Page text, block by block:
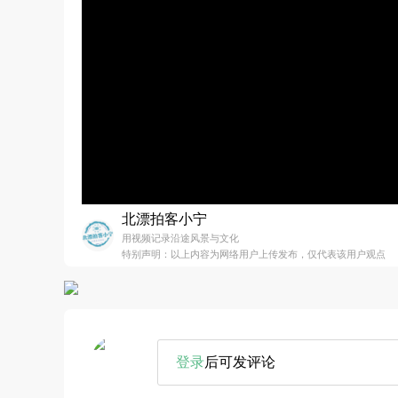
北漂拍客小宁
用视频记录沿途风景与文化
特别声明：以上内容为网络用户上传发布，仅代表该用户观点
登录后可发评论